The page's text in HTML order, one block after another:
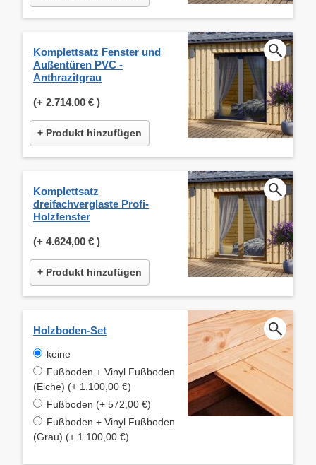
Komplettsatz Fenster und
Außentüren PVC -
Anthrazitgrau
(+ 2.714,00 € )
+ Produkt hinzufügen
Komplettsatz
dreifachverglaste Profi-
Holzfenster
(+ 4.624,00 € )
+ Produkt hinzufügen
Holzboden-Set
keine
Fußboden + Vinyl Fußboden
(Eiche) (+ 1.100,00 €)
Fußboden (+ 572,00 €)
Fußboden + Vinyl Fußboden
(Grau) (+ 1.100,00 €)